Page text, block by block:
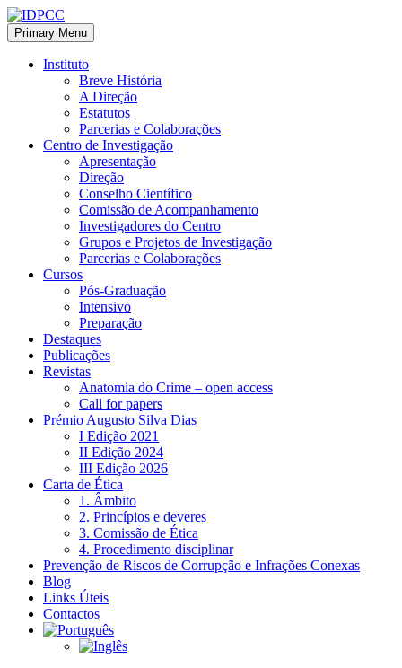
Skip
to
content
IDPCC
Instituto de Direito Penal e Ciências Criminais
Primary Menu
Instituto
Breve História
A Direção
Estatutos
Parcerias e Colaborações
Centro de Investigação
Apresentação
Direção
Conselho Científico
Comissão de Acompanhamento
Investigadores do Centro
Grupos e Projetos de Investigação
Parcerias e Colaborações
Cursos
Pós-Graduação
Intensivo
Preparação
Destaques
Publicações
Revistas
Anatomia do Crime – open access
Call for papers
Prémio Augusto Silva Dias
I Edição 2021
II Edição 2024
III Edição 2026
Carta de Ética
1. Âmbito
2. Princípios e deveres
3. Comissão de Ética
4. Procedimento disciplinar
Prevenção de Riscos de Corrupção e Infrações Conexas
Blog
Links Úteis
Contactos